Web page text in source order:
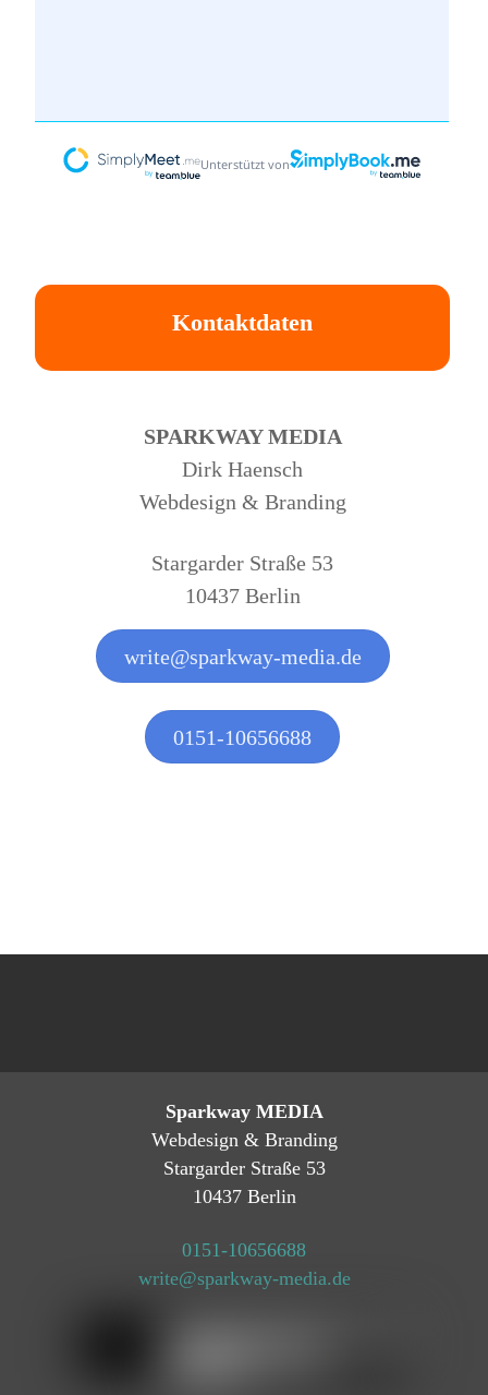
Kontaktdaten
SPARKWAY MEDIA
Dirk Haensch
Webdesign & Branding
Stargarder Straße 53
10437 Berlin
write@sparkway-media.de
0151-10656688
Sparkway MEDIA
Webdesign & Branding
Stargarder Straße 53
10437 Berlin
0151-10656688
write@sparkway-media.de